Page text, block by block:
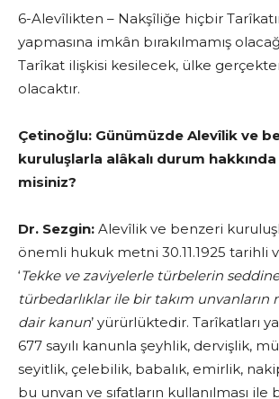
6-Alevîlikten – Nakşîliğe hiçbir
yapmasına imkân bırakılmamış
Tarîkat ilişkisi kesilecek, ülke
olacaktır.
Çetinoğlu: Günümüzde Alevîlik ve
kuruluşlarla alâkalı durum
misiniz?
Dr. Sezgin: Alevîlik ve benzeri
önemli hukuk metni 30.11.1925 tarihli
‘Tekke ve zaviyelerle türbelerin
türbedarlıklar ile bir takım unvanların
dair kanun’ yürürlüktedir. Tarîkatları
677 sayılı kanunla şeyhlik, dervişlik,
seyitlik, çelebilik, babalık, emirlik,
bu unvan ve sıfatların kullanılması ile